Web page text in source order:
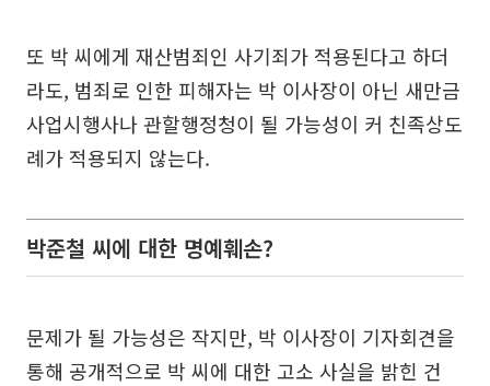
또 박 씨에게 재산범죄인 사기죄가 적용된다고 하더
라도, 범죄로 인한 피해자는 박 이사장이 아닌 새만금
사업시행사나 관할행정청이 될 가능성이 커 친족상도
례가 적용되지 않는다.
박준철 씨에 대한 명예훼손?
문제가 될 가능성은 작지만, 박 이사장이 기자회견을
통해 공개적으로 박 씨에 대한 고소 사실을 밝힌 건